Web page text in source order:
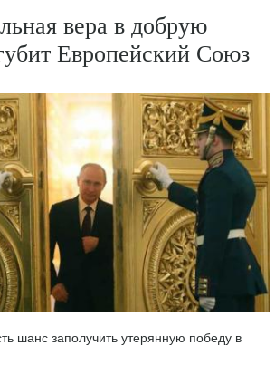
вера в добрую
Европейский Союз
шанс заполучить утерянную победу в